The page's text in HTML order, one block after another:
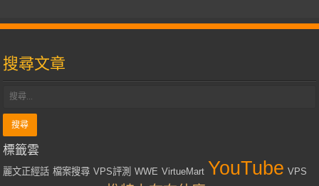
搜尋文章
標籤雲
麗文正經話 檔案搜尋 VPS評測 WWE VirtueMart YouTube VPS